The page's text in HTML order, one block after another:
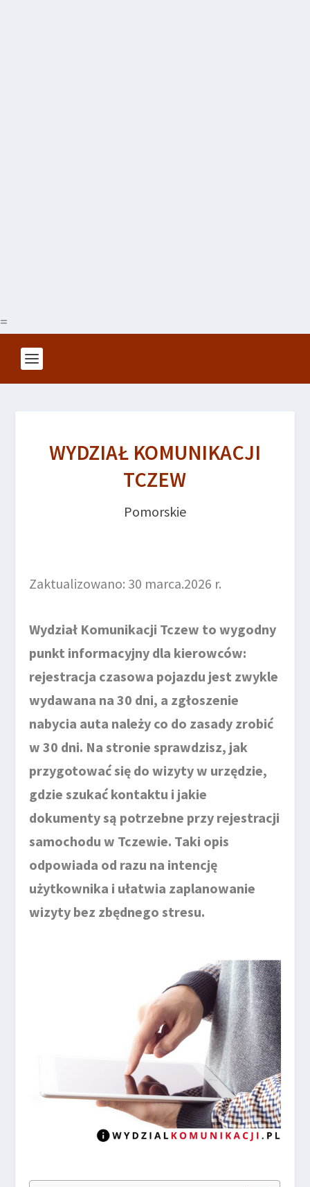
=
WYDZIAŁ KOMUNIKACJI
TCZEW
Pomorskie
Zaktualizowano: 30 marca.2026 r.
Wydział Komunikacji Tczew to wygodny
punkt informacyjny dla kierowców:
rejestracja czasowa pojazdu jest zwykle
wydawana na 30 dni, a zgłoszenie
nabycia auta należy co do zasady zrobić
w 30 dni. Na stronie sprawdzisz, jak
przygotować się do wizyty w urzędzie,
gdzie szukać kontaktu i jakie
dokumenty są potrzebne przy rejestracji
samochodu w Tczewie. Taki opis
odpowiada od razu na intencję
użytkownika i ułatwia zaplanowanie
wizyty bez zbędnego stresu.